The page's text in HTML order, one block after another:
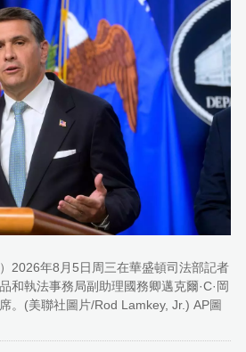
2026年8月5日周三在華盛頓司法部記者
和執法事務局副助理國務卿邁克爾·C·岡
。(美聯社圖片/Rod Lamkey, Jr.) AP圖